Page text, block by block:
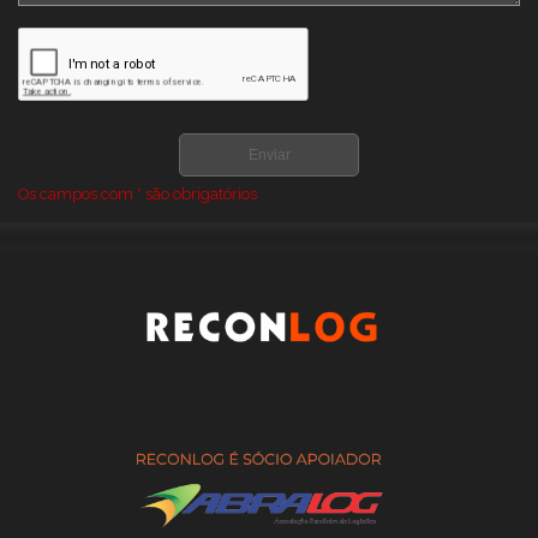
GALPÃO LONADO PARA AGRICOLAS PREÇO
GALPÃO LONADO PARA ARMAZENAGEM COMPRAR
GALPÃO LONADO PARA ARMAZENAGEM PREÇO
GALPÃO PARA ARMAZENAMENTO DE FENO
GALPÃO PARA ARMAZENAMENTO DE GRÃOS
GALPÕES DE LONA PARA ARMAZENAGEM
ONDE COMPRAR GALPAO DE LONA PARA AGRONEGOCIO
ONDE COMPRAR GALPÃO DE LONA PARA ARMAZENAGEM
PREÇO DE GALPÕES LONADOS PARA LOGISTICA E
ARMAZENAGEM
PREÇO GALPAO DE LONA PARA AGRONEGOCIO
Os campos com * são obrigatórios